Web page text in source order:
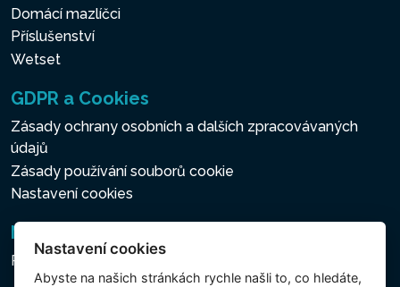
Domácí mazlíčci
Příslušenství
Wetset
GDPR a Cookies
Zásady ochrany osobních a dalších zpracovávaných
údajů
Zásady používání souborů cookie
Nastavení cookies
Newsletter
Přihlášení k odběru novinek
Nastavení cookies
Abyste na našich stránkách rychle našli to, co hledáte,